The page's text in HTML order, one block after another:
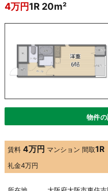
4万円1R 20m²
物件
賃料 4万円 マンション 間取1R
礼金4万円